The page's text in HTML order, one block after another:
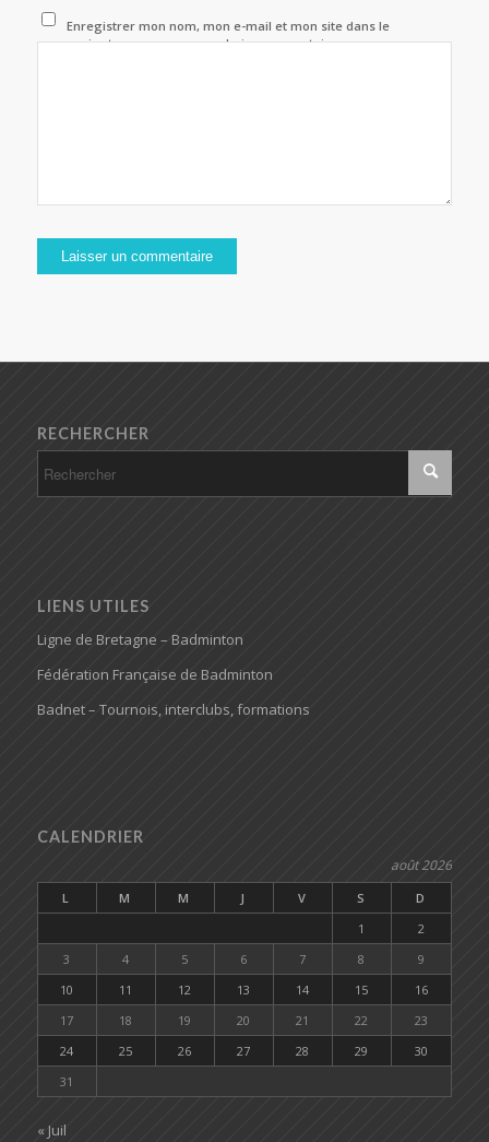
Enregistrer mon nom, mon e-mail et mon site dans le
navigateur pour mon prochain commentaire.
RECHERCHER
LIENS UTILES
Ligne de Bretagne – Badminton
Fédération Française de Badminton
Badnet – Tournois, interclubs, formations
CALENDRIER
août 2026
L M M J V S
D
1
2
3
4 5 6 7 8
9
10
11 12 13 14 15
16
17
18 19 20 21 22
23
24
25 26 27 28 29
30
31
« Juil